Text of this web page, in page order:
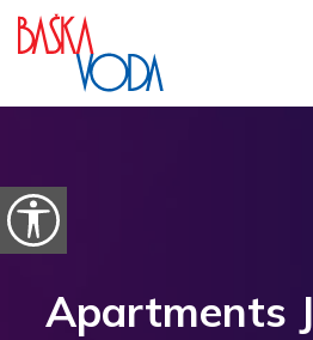
Přeskočit na obsah
Otevřít možnosti usnadnění
Apartments